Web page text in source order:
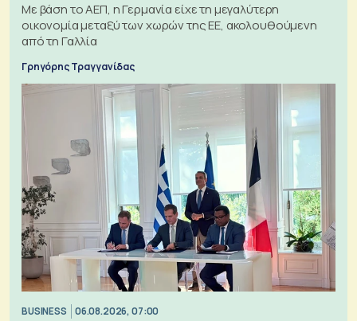
Με βάση το ΑΕΠ, η Γερμανία είχε τη μεγαλύτερη
οικονομία μεταξύ των χωρών της ΕΕ, ακολουθούμενη
από τη Γαλλία
Γρηγόρης Τραγγανίδας
BUSINESS 06.08.2026, 07:00